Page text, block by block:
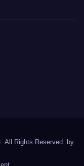
All Rights Reserved. by